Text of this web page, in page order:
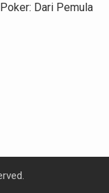
Dari Pemula